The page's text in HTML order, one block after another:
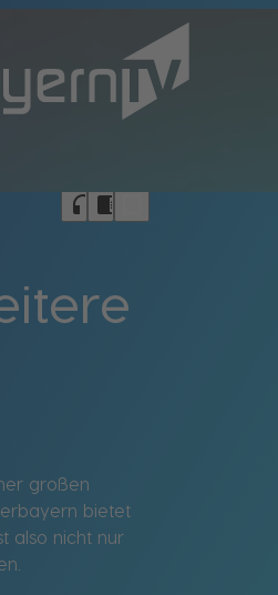
headphones chrome_reader_mode
großen
bietet
also nicht nur